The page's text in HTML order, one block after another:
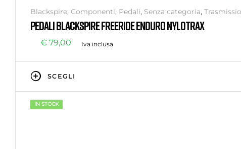
Blackspire, Componenti, Pedali, Senza categoria,
PEDALI BLACKSPIRE FREERIDE ENDURO NYLOTRAX
€ 79,00 Iva inclusa
SCEGLI
IN STOCK